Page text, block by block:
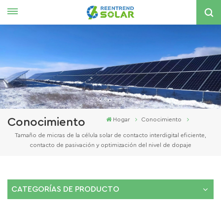
국의
Conocimiento Hogar Conocimiento
Tamaño de micras de la célula solar de contacto interdigital eficiente,
contacto de pasivación y optimización del nivel de dopaje
CATEGORÍAS DE PRODUCTO